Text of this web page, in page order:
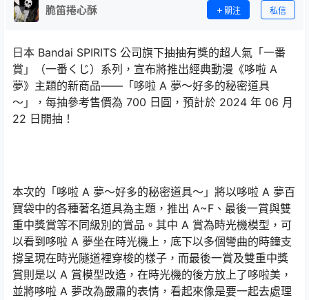
脆笛捲心酥 關注 私信
日本 Bandai SPIRITS 公司旗下抽抽有獎的超人氣「一番
賞」（一番くじ）系列，宣布將推出經典動漫《哆啦 A
夢》主題的新商品——「哆啦 A 夢～好多的秘密道具
～」，每抽參考售價為 700 日圓，預計於 2024 年 06 月
22 日開抽！
本次的「哆啦 A 夢～好多的秘密道具～」將以哆啦 A 夢百
寶袋中的各種著名道具為主題，推出 A~F、最後一賞與雙
重中獎賞等不同級別的賞品。其中 A 賞為時光機模型，可
以看到哆啦 A 夢坐在時光機上，底下以多個彎曲的時鐘支
撐呈現在時光隧道裡穿梭的樣子，而最後一賞及雙重中獎
賞則是以 A 賞模型改造，在時光機的後方放上了哆啦美，
並將哆啦 A 夢改為嚴肅的表情，看起來像是要一起去處理